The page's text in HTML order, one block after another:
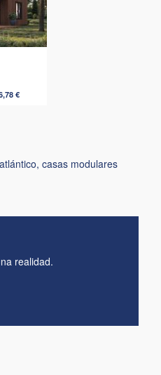
€
comparar
casas modulares
realidad.